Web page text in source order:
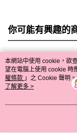
你可能有興趣的
熱門標籤
本網站中使用 cookie，欲
望在電腦上使用 cookie 時
權條款 」之 Cookie 聲明
用條款之 Cookie 聲明使
了解更多 >